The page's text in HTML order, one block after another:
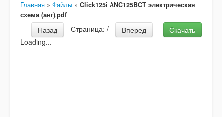
Главная » Файлы » Click125i ANC125BCT электрическая
схема (анг).pdf
Назад Страница: / Вперед
Скачать
Loading...